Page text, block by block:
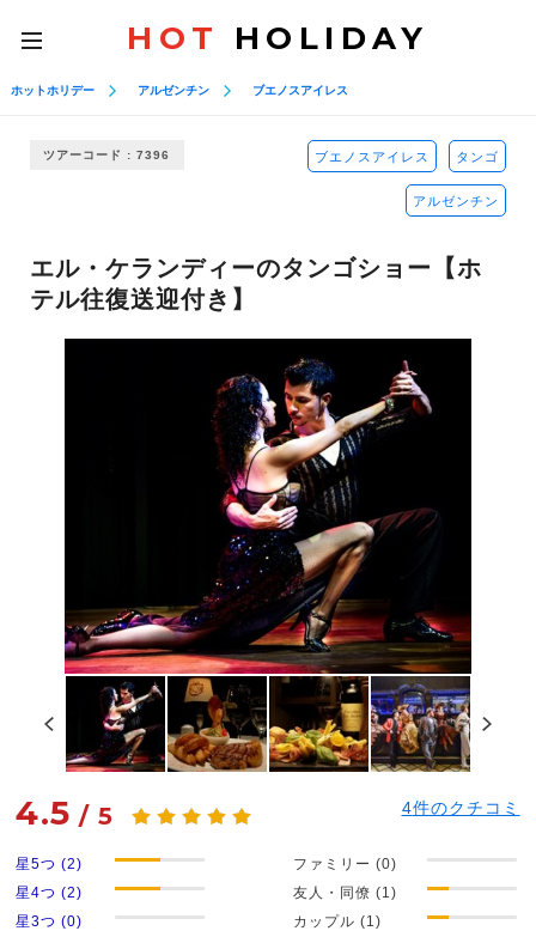
toggle
navigation
HOT HOLIDAY
ホットホリデー アルゼンチン ブエノスアイレス
ツアーコード : 7396 ブエノスアイレス タンゴ
アルゼンチン
エル・ケランディーのタンゴショー【ホ
テル往復送迎付き】
4.5 /5 4件のクチコミ
星5つ (2)
星4つ (2)
星3つ (0)
ファミリー (0)
友人・同僚 (1)
カップル (1)